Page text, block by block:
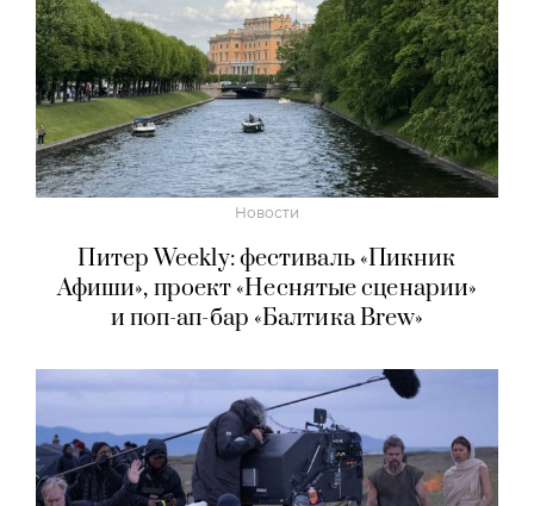
Новости
Питер Weekly: фестиваль «Пикник
Афиши», проект «Неснятые сценарии»
и поп-ап-бар «Балтика Brew»